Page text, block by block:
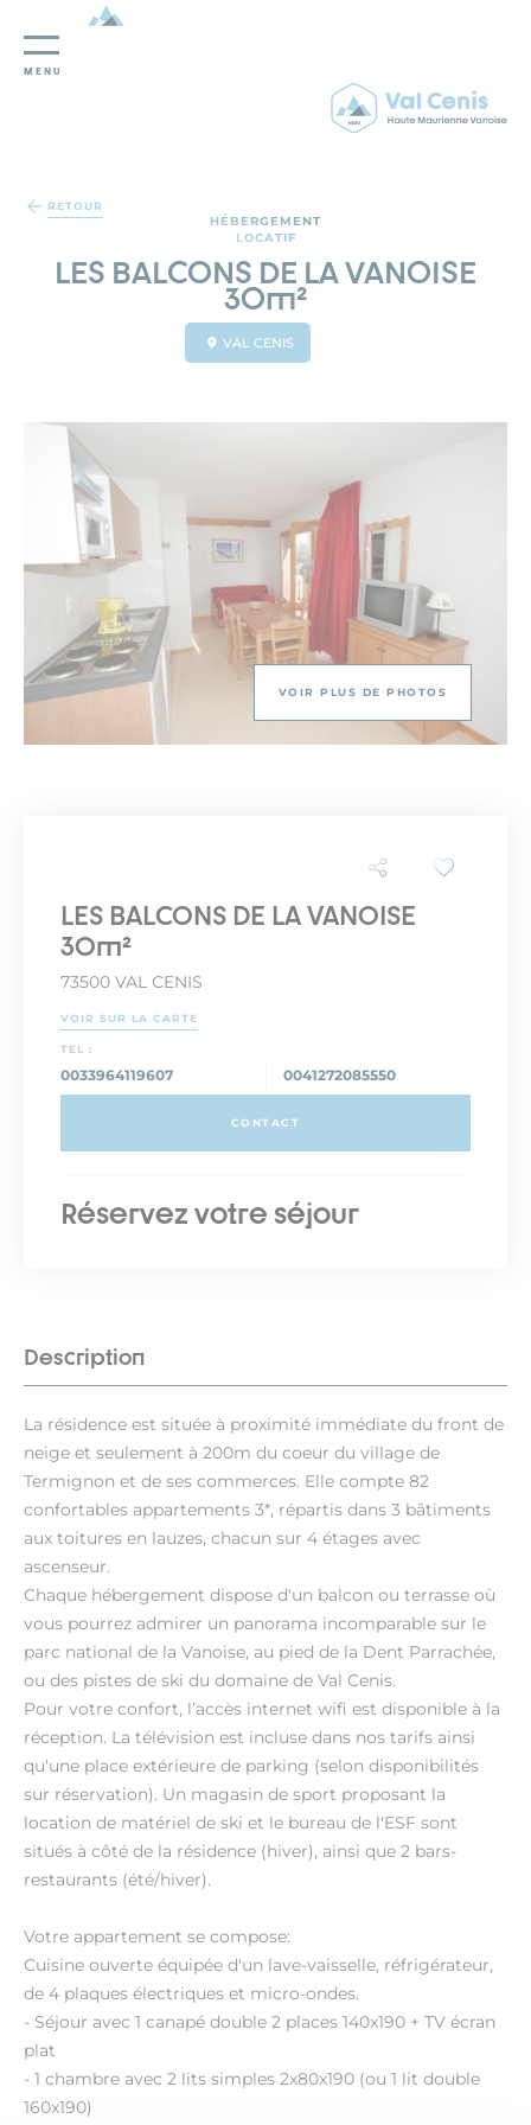
MENU
RETOUR
HÉBERGEMENT
LOCATIF
LES BALCONS DE LA VANOISE
30m²
VAL CENIS
VOIR PLUS DE PHOTOS
Description
La résidence est située à proximité immédiate du front de
neige et seulement à 200m du coeur du village de
Termignon et de ses commerces. Elle compte 82
confortables appartements 3*, répartis dans 3 bâtiments
aux toitures en lauzes, chacun sur 4 étages avec
ascenseur.
Chaque hébergement dispose d'un balcon ou terrasse où
vous pourrez admirer un panorama incomparable sur le
parc national de la Vanoise, au pied de la Dent Parrachée,
ou des pistes de ski du domaine de Val Cenis.
Pour votre confort, l’accès internet wifi est disponible à la
réception. La télévision est incluse dans nos tarifs ainsi
qu'une place extérieure de parking (selon disponibilités
sur réservation). Un magasin de sport proposant la
location de matériel de ski et le bureau de l'ESF sont
situés à côté de la résidence (hiver), ainsi que 2 bars-
restaurants (été/hiver).
Votre appartement se compose:
Cuisine ouverte équipée d'un lave-vaisselle, réfrigérateur,
de 4 plaques électriques et micro-ondes.
- Séjour avec 1 canapé double 2 places 140x190 + TV écran
plat
- 1 chambre avec 2 lits simples 2x80x190 (ou 1 lit double
160x190)
LES BALCONS DE LA VANOISE
30m²
73500 VAL CENIS
VOIR SUR LA CARTE
TEL :
0033964119607 0041272085550
CONTACT
Réservez votre séjour